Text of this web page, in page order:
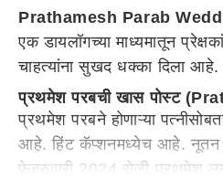
Prathamesh Parab
एक डायलॉगच्या माध्यमातून
चाहत्यांना सुखद धक्का दिला आहे.
प्रथमेश परबची खास पोस्ट
प्रथमेश परबने होणाऱ्या
आहे. हिंट कॅप्शनमध्येच आहे. नूतन
फेब्रुवारी 2024 रोजी प्रथमेश